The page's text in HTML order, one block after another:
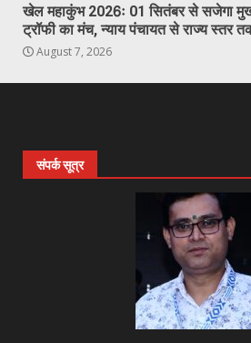
खेल महाकुंभ 2026ः 01 सितंबर से सजेगा
ट्रॉफी का मंच, न्याय पंचायत से राज्य स्तर
August 7, 2026
संपर्क सूत्र